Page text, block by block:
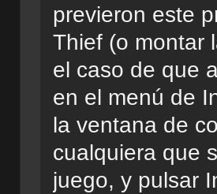
previeron este
Thief (o montar
el caso de que
en el menú de
la ventana de
cualquiera que
juego, y pulsar